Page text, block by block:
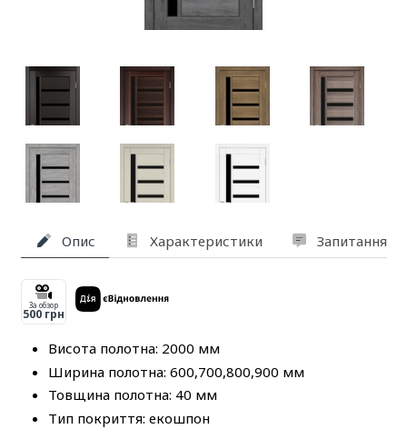
Опис Характеристики Запитання
За обзор
500 грн
Висота полотна: 2000 мм
Ширина полотна: 600,700,800,900 мм
Товщина полотна: 40 мм
Тип покриття: екошпон